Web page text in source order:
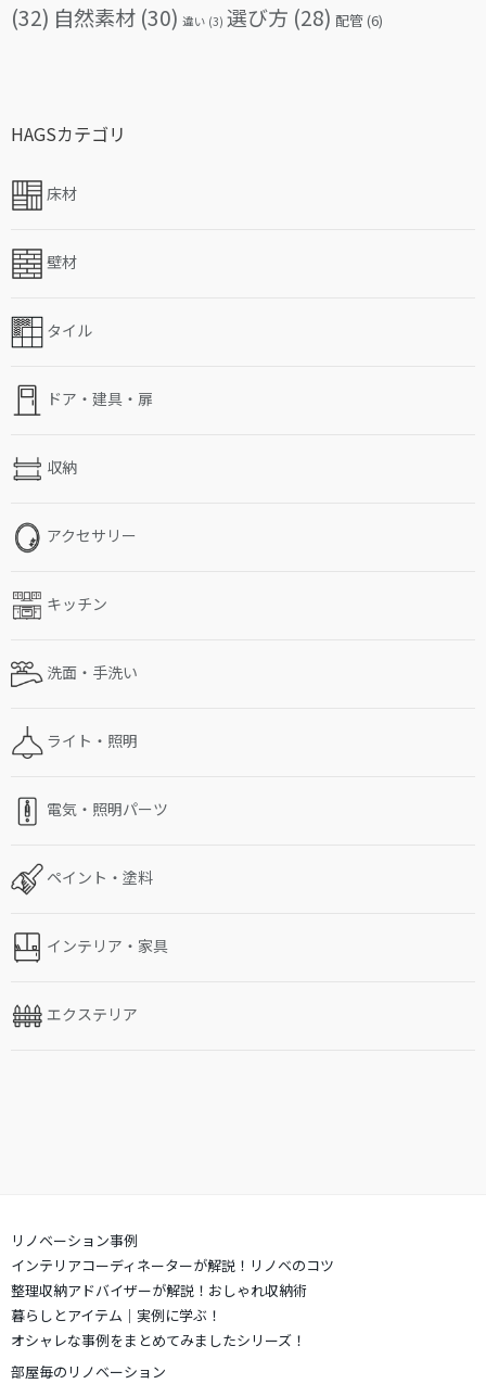
(32) 自然素材 (30) 違い (3) 選び方 (28) 配管(6)
HAGSカテゴリ
床材
壁材
タイル
ドア・建具・扉
収納
アクセサリー
キッチン
洗面・手洗い
ライト・照明
電気・照明パーツ
ペイント・塗料
インテリア・家具
エクステリア
リノベーション事例
インテリアコーディネーターが解説！リノベのコツ
整理収納アドバイザーが解説！おしゃれ収納術
暮らしとアイテム｜実例に学ぶ！
オシャレな事例をまとめてみましたシリーズ！
部屋毎のリノベーション